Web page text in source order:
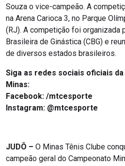
Souza o vice-campeão. A
na Arena Carioca 3, no Parque
(RJ). A competição foi organizada
Brasileira de Ginástica (CBG) e
de diversos estados brasileiros.
Siga as redes sociais oficiais
Minas:
Facebook: /mtcesporte
Instagram: @mtcesporte
JUDÔ – O Minas Tênis Clube
campeão geral do Campeonato